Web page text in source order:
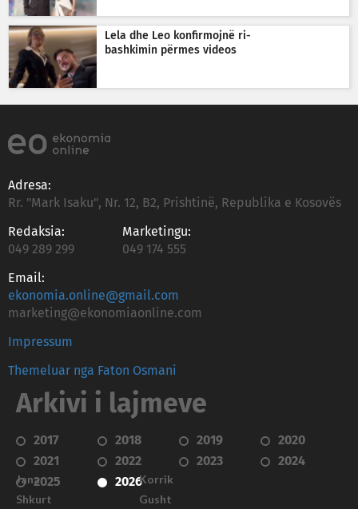
Lela dhe Leo konfirmojnë ri-
bashkimin përmes videos
Adresa:
Rr. "Mark Isaku", Nr. 12, B2, Prishtinë, Republika e Kosovës
Redaksia:
049 289 299
Marketingu:
049 174 555
Email:
ekonomia.online@gmail.com
marketing@ekonomiaonline.com
Impressum
Themeluar nga Faton Osmani
Arkivi i lajmeve
2017 2018 2019
2020
2021
2022 2023
2024
2025
2026
Janar
Shkurt
Korrik
Gusht